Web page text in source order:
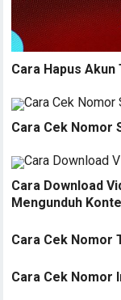
Cara Hapus
Cara Cek Nomor
Cara Download
Mengunduh
Cara Cek Nomor
Cara Cek Nomor